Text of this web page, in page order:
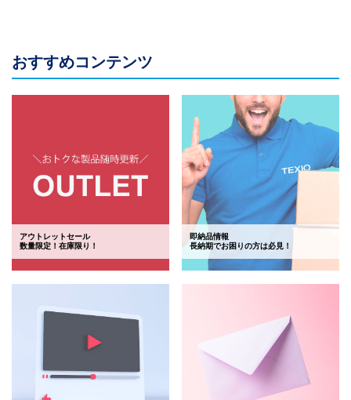
おすすめコンテンツ
アウトレットセール
数量限定！在庫限り！
即納品情報
長納期でお困りの方は必見！